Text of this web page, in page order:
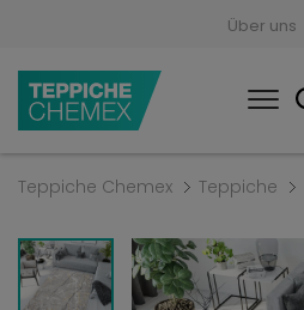
Über uns
Teppiche Chemex Teppiche